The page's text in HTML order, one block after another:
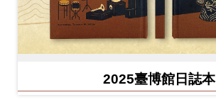
2025臺博館日誌本